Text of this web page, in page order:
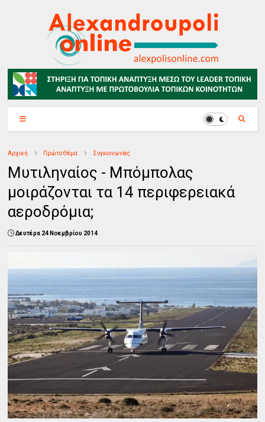
Αρχική Πρώτο Θέμα Συγκοινωνίες
Μυτιληναίος - Μπόμπολας
μοιράζονται τα 14 περιφερειακά
αεροδρόμια;
Δευτέρα 24 Νοεμβρίου 2014